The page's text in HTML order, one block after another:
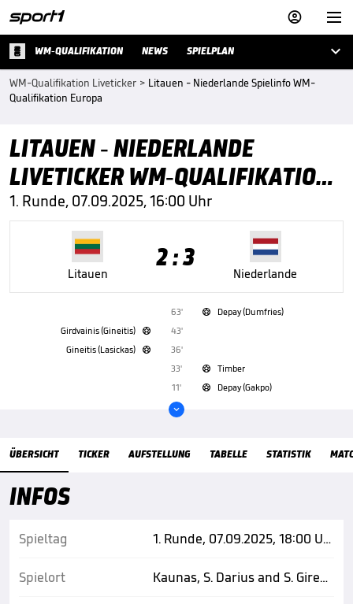


WM-QUALIFIKATION NEWS SPIELPLAN 
WM-Qualifikation Liveticker > Litauen - Niederlande Spielinfo WM-
Qualifikation Europa
LITAUEN - NIEDERLANDE
LIVETICKER WM-QUALIFIKATION
EUROPA
1. Runde, 07.09.2025, 16:00 Uhr
Litauen
2 : 3
Niederlande
63' 
Depay (Dumfries)
Girdvainis (Gineitis)

43'
Gineitis (Lasickas)

36'
33'

Timber
11'
 Depay (Gakpo)

ÜBERSICHT TICKER AUFSTELLUNG TABELLE STATISTIK
Übersicht
INFOS
Spieltag
Spielort
1. Runde, 07.09.2025, 18:00 Uhr
Kaunas, S. Darius and S. Gireno Stadium